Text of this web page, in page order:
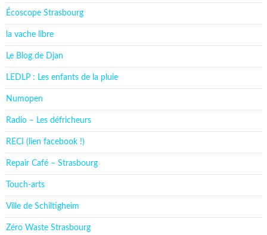
Écoscope Strasbourg
la vache libre
Le Blog de Djan
LEDLP : Les enfants de la pluie
Numopen
Radio – Les défricheurs
RECI (lien facebook !)
Repair Café – Strasbourg
Touch-arts
Ville de Schiltigheim
Zéro Waste Strasbourg